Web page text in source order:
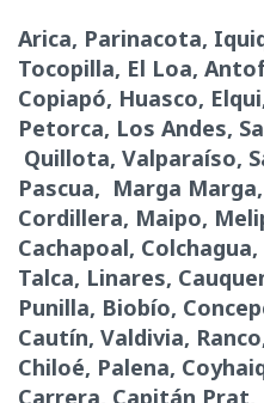
Arica, Parinacota,
Tocopilla, El Loa,
Copiapó, Huasco,
Petorca, Los Andes,
Quillota, Valparaíso,
Pascua, Marga
Cordillera, Maipo,
Cachapoal,
Talca, Linares,
Punilla, Biobío,
Cautín, Valdivia,
Chiloé, Palena,
Carrera, Capitán